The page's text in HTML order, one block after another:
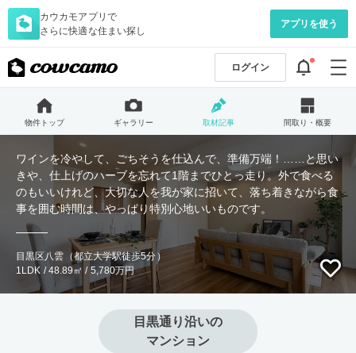
カウカモアプリで
さらに快適な住まい探し
アプリを使う
ログイン
物件トップ ギャラリー 取材記事 間取り・概要
ワインを冷やして、ごちそうを仕込んで、準備万端！……と思い
きや、仕上げのハーブを忘れて1階までひとっ走り。外で食べる
のもいいけれど、大切な人を我が家に招いて、落ち着きながら食
事を囲む時間は、やっぱり特別心地いいものです。
目黒区八雲（都立大学駅徒歩5分）
1LDK / 48.89㎡ / 5,780万円
目黒通り沿いの
マンション